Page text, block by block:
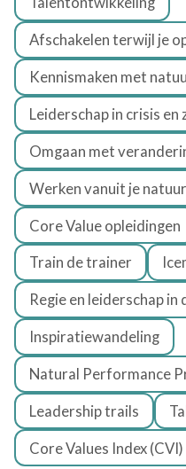
Afschakelen terwijl je
Kennismaken met
Leiderschap in crisis
Omgaan met
Werken vanuit je natuur
Core Value opleidingen
Train de trainer
Regie en leiderschap in
Inspiratiewandeling
Natural Performance
Leadership trails
Core Values Index